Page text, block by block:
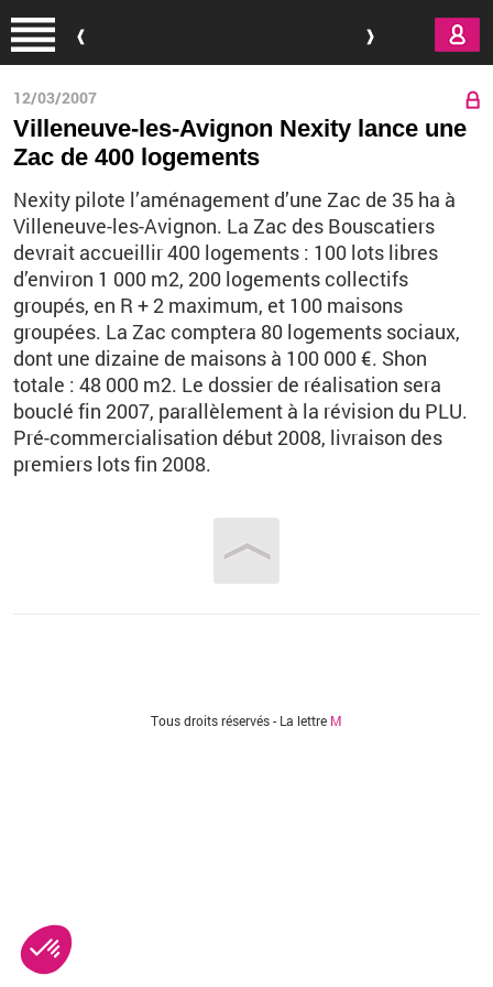
12/03/2007
Villeneuve-les-Avignon Nexity lance une
Zac de 400 logements
Nexity pilote l’aménagement d’une Zac de 35 ha à
Villeneuve-les-Avignon. La Zac des Bouscatiers
devrait accueillir 400 logements : 100 lots libres
d’environ 1 000 m2, 200 logements collectifs
groupés, en R + 2 maximum, et 100 maisons
groupées. La Zac comptera 80 logements sociaux,
dont une dizaine de maisons à 100 000 €. Shon
totale : 48 000 m2. Le dossier de réalisation sera
bouclé fin 2007, parallèlement à la révision du PLU.
Pré-commercialisation début 2008, livraison des
premiers lots fin 2008.
Tous droits réservés - La lettre M